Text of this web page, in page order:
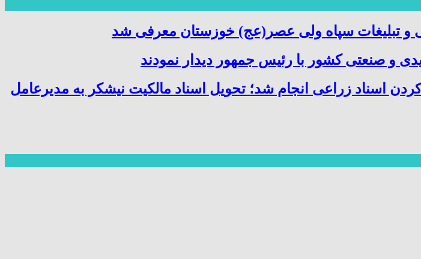
و تبلیغات سپاه ولی عصر(عج) خوزستان معرفی شد
و صنعتی کشور با رئیس جمهور دیدار نمودند
اسناد زراعی انجام شد؛ تحویل اسناد مالکیت نیشکر به مدیرعامل